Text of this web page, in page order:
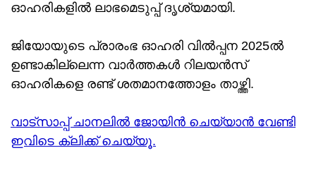
ഓഹരികളില്‍ ലാഭമെടുപ്പ് ദൃശ്യമായി.
ജിയോയുടെ പ്രാരംഭ ഓഹരി വില്‍പ്പന 2025ല്‍
ഉണ്ടാകില്ലെന്ന വാര്‍ത്തകള്‍ റിലയന്‍സ്
ഓഹരികളെ രണ്ട് ശതമാനത്തോളം താഴ്ത്തി.
വാട്സാപ്പ് ചാനലിൽ ജോയിൻ ചെയ്യാൻ വേണ്ടി
ഇവിടെ ക്ലിക്ക് ചെയ്യൂ.